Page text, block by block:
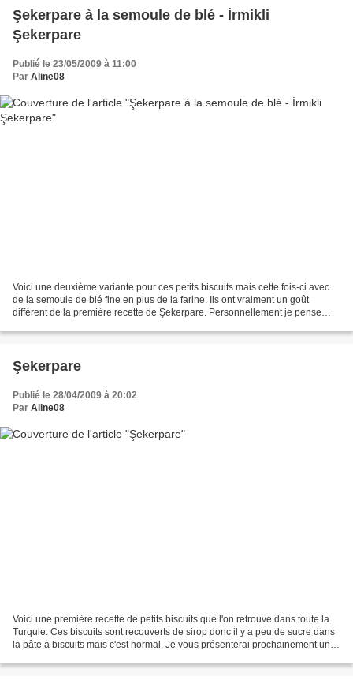
Şekerpare à la semoule de blé - İrmikli
Şekerpare
Publié le 23/05/2009 à 11:00
Par Aline08
Voici une deuxième variante pour ces petits biscuits mais cette fois-ci avec
de la semoule de blé fine en plus de la farine. Ils ont vraiment un goût
différent de la première recette de Şekerpare. Personnellement je pense
Şekerpare
Publié le 28/04/2009 à 20:02
Par Aline08
Voici une première recette de petits biscuits que l'on retrouve dans toute la
Turquie. Ces biscuits sont recouverts de sirop donc il y a peu de sucre dans
la pâte à biscuits mais c'est normal. Je vous présenterai prochainement une